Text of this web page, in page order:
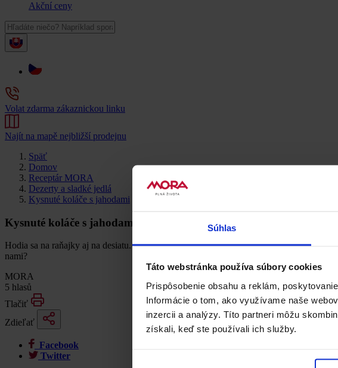
Súhlas
Táto webstránka používa súbory cookies
Prispôsobenie obsahu a reklám,
Informácie o tom, ako využívame naše
inzercii a analýzy. Títo partneri môžu
získali, keď ste používali ich služby.
Akční ceny
Volat zdarma zákaznickou linku
Najít na mapě nejbližší prodejnu
Späť
Domov
Receptár MORA
Dezerty a sladké jedlá
Kysnuté koláče s jahodami
Kysnuté koláče s jahodami
Hodia sa na raňajky aj na desiatu. Urobíte nimi radosť rodine a hlavne deťom, keď im
nami?
MORA
5 hlasů
Tlačiť
Zdieľať
Facebook
Twitter